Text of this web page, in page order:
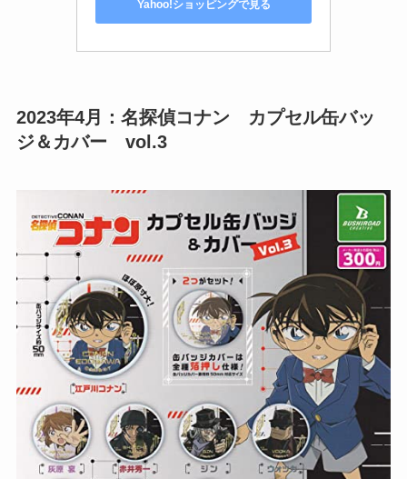
Yahoo!ショッピングで見る
2023年4月：名探偵コナン カプセル缶バッ
ジ＆カバー vol.3